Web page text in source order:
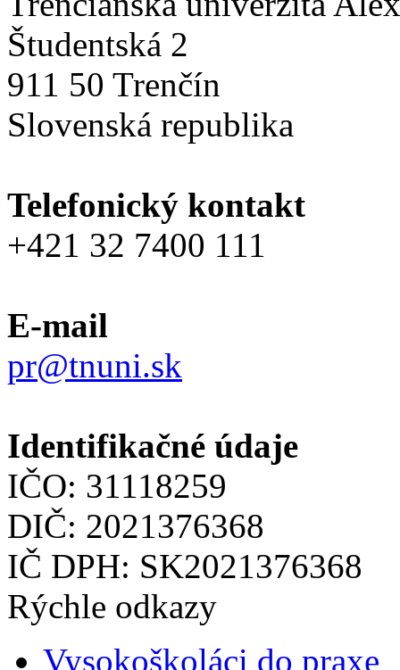
Študentská 2
911 50 Trenčín
Slovenská republika
Telefonický kontakt
+421 32 7400 111
E-mail
pr@tnuni.sk
Identifikačné údaje
IČO: 31118259
DIČ: 2021376368
IČ DPH: SK2021376368
Rýchle odkazy
Vysokoškoláci do praxe